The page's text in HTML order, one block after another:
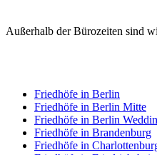
Außerhalb der Bürozeiten sind
Friedhöfe in Berlin
Friedhöfe in Berlin Mitte
Friedhöfe in Berlin
Friedhöfe in Brandenburg
Friedhöfe in